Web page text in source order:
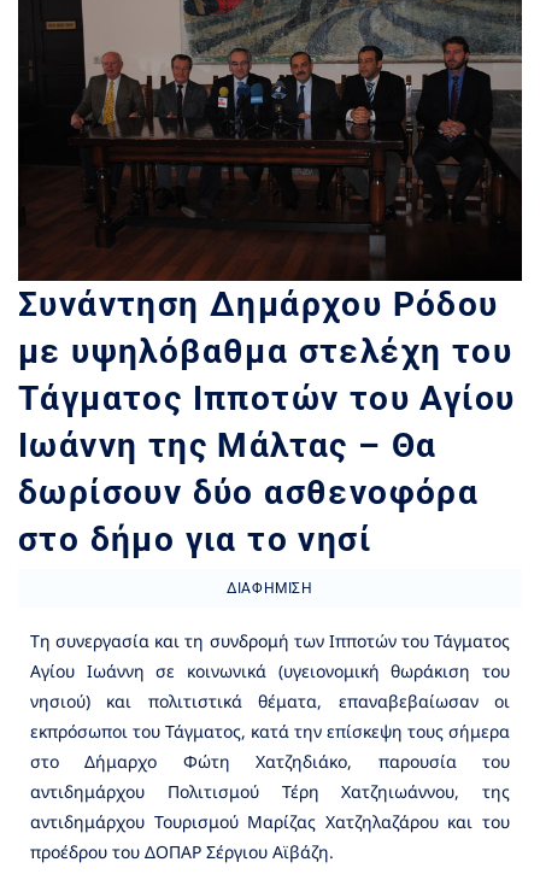
Συνάντηση Δημάρχου Ρόδου
με υψηλόβαθμα στελέχη του
Τάγματος Ιπποτών του Αγίου
Ιωάννη της Μάλτας – Θα
δωρίσουν δύο ασθενοφόρα
στο δήμο για το νησί
ΔΙΑΦΉΜΙΣΗ
Τη συνεργασία και τη συνδρομή των Ιπποτών του Τάγματος
Αγίου Ιωάννη σε κοινωνικά (υγειονομική θωράκιση του
νησιού) και πολιτιστικά θέματα, επαναβεβαίωσαν οι
εκπρόσωποι του Τάγματος, κατά την επίσκεψη τους σήμερα
στο Δήμαρχο Φώτη Χατζηδιάκο, παρουσία του
αντιδημάρχου Πολιτισμού Τέρη Χατζηιωάννου, της
αντιδημάρχου Τουρισμού Μαρίζας Χατζηλαζάρου και του
προέδρου του ΔΟΠΑΡ Σέργιου Αϊβάζη.